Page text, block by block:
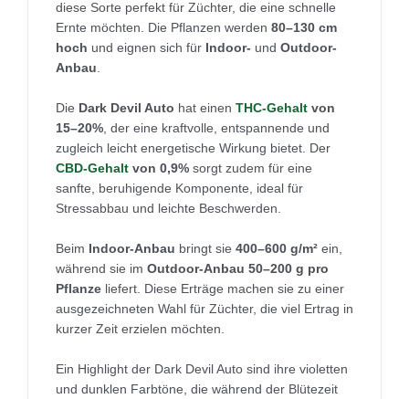
diese Sorte perfekt für Züchter, die eine schnelle
Ernte möchten. Die Pflanzen werden 80–130 cm
hoch und eignen sich für Indoor- und Outdoor-
Anbau.
Die Dark Devil Auto hat einen THC-Gehalt von
15–20%, der eine kraftvolle, entspannende und
zugleich leicht energetische Wirkung bietet. Der
CBD-Gehalt von 0,9% sorgt zudem für eine
sanfte, beruhigende Komponente, ideal für
Stressabbau und leichte Beschwerden.
Beim Indoor-Anbau bringt sie 400–600 g/m² ein,
während sie im Outdoor-Anbau 50–200 g pro
Pflanze liefert. Diese Erträge machen sie zu einer
ausgezeichneten Wahl für Züchter, die viel Ertrag in
kurzer Zeit erzielen möchten.
Ein Highlight der Dark Devil Auto sind ihre violetten
und dunklen Farbtöne, die während der Blütezeit